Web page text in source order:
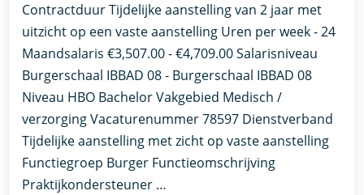
Contractduur Tijdelijke aanstelling van 2 jaar met
uitzicht op een vaste aanstelling Uren per week - 24
Maandsalaris €3,507.00 - €4,709.00 Salarisniveau
Burgerschaal IBBAD 08 - Burgerschaal IBBAD 08
Niveau HBO Bachelor Vakgebied Medisch /
verzorging Vacaturenummer 78597 Dienstverband
Tijdelijke aanstelling met zicht op vaste aanstelling​​
Functiegroep Burger​ Functieomschrijving
Praktijkondersteuner …